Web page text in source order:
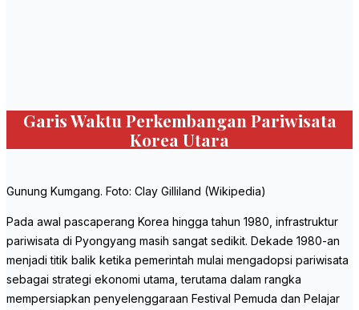
Garis Waktu Perkembangan Pariwisata
Korea Utara
Gunung Kumgang. Foto: Clay Gilliland (Wikipedia)
Pada awal pascaperang Korea hingga tahun 1980, infrastruktur
pariwisata di Pyongyang masih sangat sedikit. Dekade 1980-an
menjadi titik balik ketika pemerintah mulai mengadopsi pariwisata
sebagai strategi ekonomi utama, terutama dalam rangka
mempersiapkan penyelenggaraan Festival Pemuda dan Pelajar